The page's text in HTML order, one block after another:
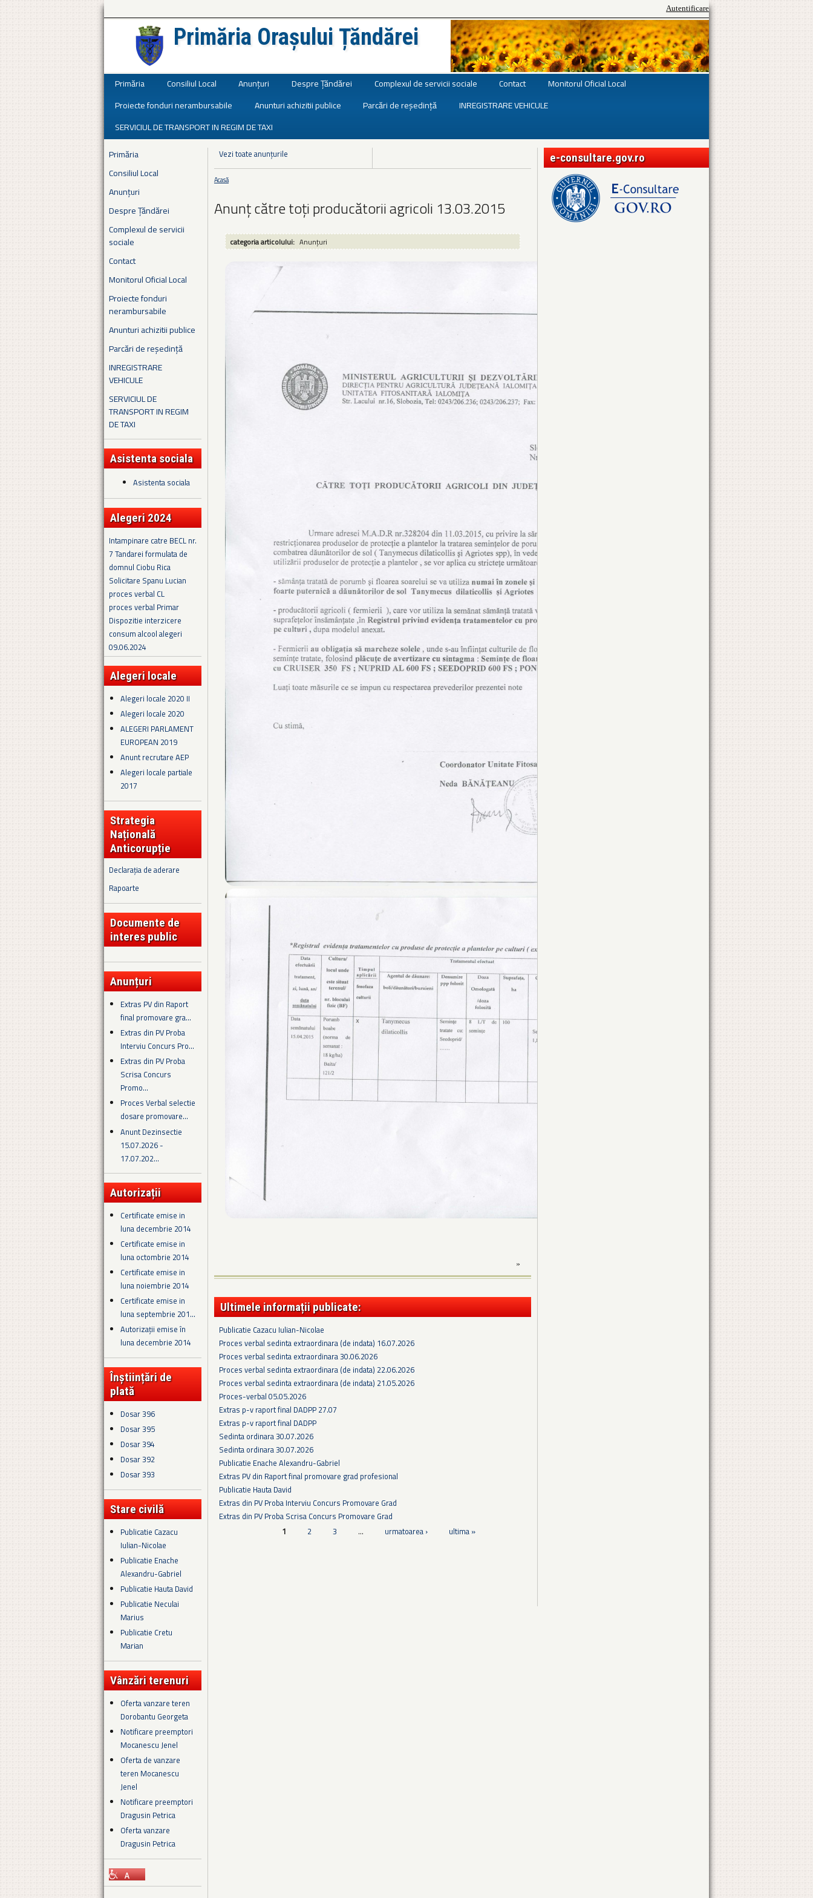
Autentificare
Primăria Orașului Țăndărei
Primăria Consiliul Local Anunțuri Despre Țăndărei Complexul de servicii sociale Contact
Monitorul Oficial Local
Proiecte fonduri nerambursabile
Anunturi achizitii publice Parcări de reședință
INREGISTRARE VEHICULE
SERVICIUL DE TRANSPORT IN REGIM DE TAXI
Primăria
Consiliul Local
Anunțuri
Despre Țăndărei
Complexul de servicii
sociale
Contact
Monitorul Oficial Local
Proiecte fonduri
nerambursabile
Anunturi achizitii publice
Parcări de reședință
INREGISTRARE
VEHICULE
SERVICIUL DE
TRANSPORT IN REGIM
DE TAXI
Asistenta sociala
Asistenta sociala
Alegeri 2024
Intampinare catre BECL nr.
7 Tandarei formulata de
domnul Ciobu Rica
Solicitare Spanu Lucian
proces verbal CL
proces verbal Primar
Dispozitie interzicere
consum alcool alegeri
09.06.2024
Alegeri locale
Alegeri locale 2020 II
Alegeri locale 2020
ALEGERI PARLAMENT
EUROPEAN 2019
Anunt recrutare AEP
Alegeri locale partiale
2017
Strategia
Națională
Anticorupție
Declarația de aderare
Rapoarte
Documente de
interes public
Anunțuri
Extras PV din Raport
final promovare gra...
Extras din PV Proba
Interviu Concurs Pro...
Extras din PV Proba
Scrisa Concurs
Promo...
Proces Verbal selectie
dosare promovare...
Anunt Dezinsectie
15.07.2026 -
17.07.202...
Autorizații
Certificate emise in
luna decembrie 2014
Certificate emise in
luna octombrie 2014
Certificate emise in
luna noiembrie 2014
Certificate emise in
luna septembrie 201...
Autorizații emise în
luna decembrie 2014
Înștiințări de
plată
Dosar 396
Dosar 395
Dosar 394
Dosar 392
Dosar 393
Stare civilă
Publicatie Cazacu
Iulian-Nicolae
Publicatie Enache
Alexandru-Gabriel
Publicatie Hauta David
Publicatie Neculai
Marius
Publicatie Cretu
Marian
Vânzări terenuri
Oferta vanzare teren
Dorobantu Georgeta
Notificare preemptori
Mocanescu Jenel
Oferta de vanzare
teren Mocanescu
Jenel
Notificare preemptori
Dragusin Petrica
Oferta vanzare
Dragusin Petrica
Vezi toate anunțurile
Eşti aici
Acasă
Anunț către toți producătorii agricoli 13.03.2015
categoria articolului: Anunțuri
»
Ultimele informații publicate:
Publicatie Cazacu Iulian-Nicolae
Proces verbal sedinta extraordinara (de indata) 16.07.2026
Proces verbal sedinta extraordinara 30.06.2026
Proces verbal sedinta extraordinara (de indata) 22.06.2026
Proces verbal sedinta extraordinara (de indata) 21.05.2026
Proces-verbal 05.05.2026
Extras p-v raport final DADPP 27.07
Extras p-v raport final DADPP
Sedinta ordinara 30.07.2026
Sedinta ordinara 30.07.2026
Publicatie Enache Alexandru-Gabriel
Extras PV din Raport final promovare grad profesional
Publicatie Hauta David
Extras din PV Proba Interviu Concurs Promovare Grad
Extras din PV Proba Scrisa Concurs Promovare Grad
1 2 3 … urmatoarea › ultima »
e-consultare.gov.ro